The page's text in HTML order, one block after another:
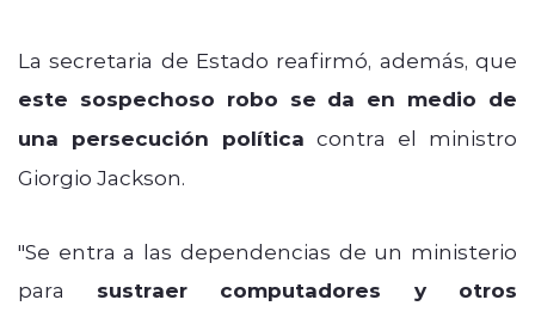
La secretaria de Estado reafirmó, además, que
este sospechoso robo se da en medio de
una persecución política contra el ministro
Giorgio Jackson.
"Se entra a las dependencias de un ministerio
para sustraer computadores y otros